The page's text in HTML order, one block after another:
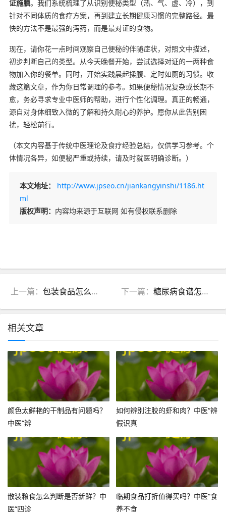
证施膳。我们系统梳理了从识别便秘类型（热、气、虚、冷），到
针对不同体质的食疗方案，再到建立长期健康习惯的完整路径。最
快的方法不是最强的泻药，而是最对证的食物。
现在，请你花一点时间观察自己便秘的伴随症状，对照文中描述，
初步判断自己的类型。从今天晚餐开始，尝试选择对证的一两种食
物加入你的餐单。同时，开始实践晨起揉腹、定时如厕的习惯。收
藏这篇文章，作为你日常调理的参考。如果便秘情况复杂或长期不
愈，务必寻求专业中医师的帮助，进行个性化调理。真正的畅通，
源自对身体细致入微的了解和持久耐心的养护。愿你从此告别困
扰，轻松前行。
（本文内容基于传统中医理论及食疗经验总结，仅供学习参考。个
体情况各异，如便秘严重或持续，请及时就医明确诊断。）
本文地址：
http://www.jpseo.cn/jiankangyinshi/1186.ht
ml
版权声明： 内容均来源于互联网 如有侵权联系删除
上一篇： 包装食品怎么选？中医教你读懂营养成分表，吃出健康平衡 下一篇：糖尿病食谱怎么吃？中医分型家常菜谱，控糖养身两不误
相关文章
颜色太鲜艳的干制品有问题吗？
中医“辨
如何辨别注胶的虾和肉？中医“辨
假识真
散装粮食怎么判断是否新鲜？中
医“四诊
临期食品打折值得买吗？中医“食
养不食